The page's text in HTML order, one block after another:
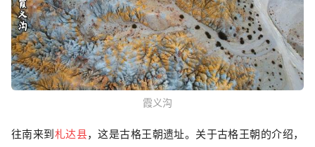
霞义沟
往南来到札达县，这是古格王朝遗址。关于古格王朝的介绍，